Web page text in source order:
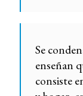
Se
enseñan
consiste